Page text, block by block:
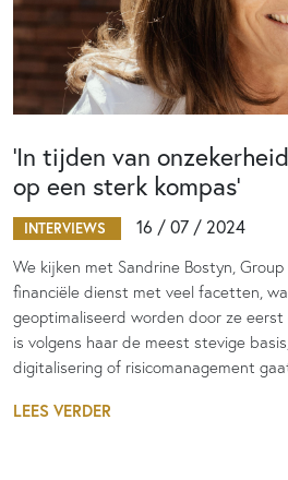
‘In tijden van
op een sterk kompas’
INTERVIEWS 16 / 07 / 2024
We kijken met Sandrine Bostyn, Group
financiële dienst met veel facetten,
geoptimaliseerd worden door ze
is volgens haar de meest stevige
digitalisering of risicomanagement
LEES VERDER